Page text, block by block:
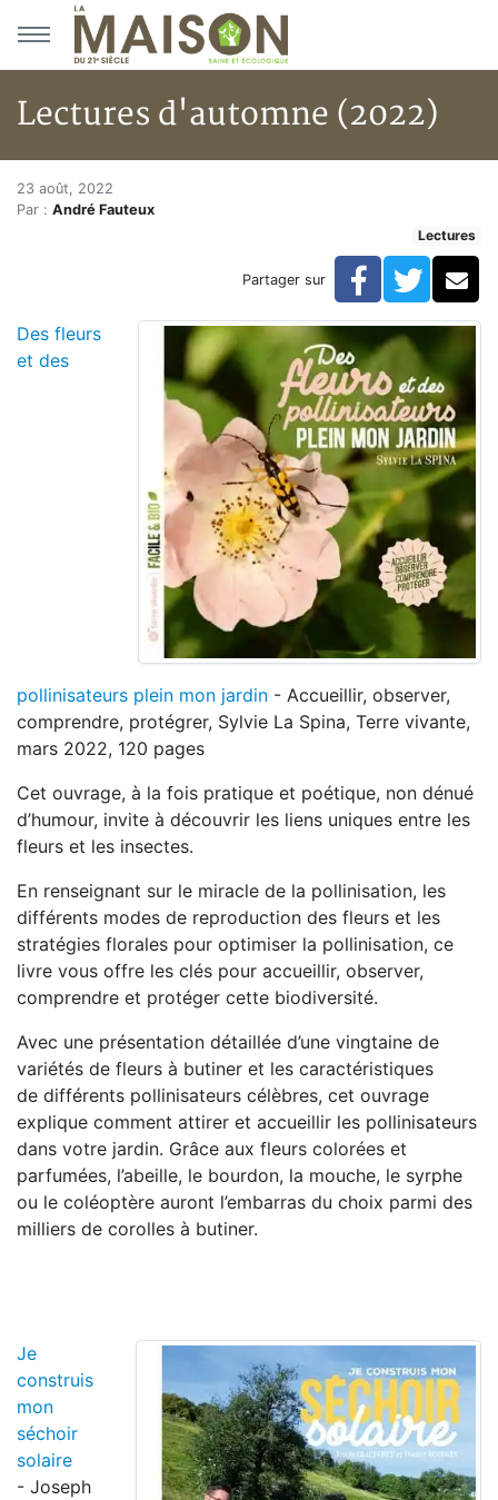
Aller au menu principal
Aller au contenu principal
Lectures d'automne (2022)
Accueil
Articles
Développement personnel
Lectures d'automne (2022)
23 août, 2022
Par : André Fauteux
Lectures
Partager sur Facebook
Des fleurs
et des
pollinisateurs plein mon jardin - Accueillir, observer,
comprendre, protégrer, Sylvie La Spina, Terre vivante,
mars 2022, 120 pages
Cet ouvrage, à la fois pratique et poétique, non dénué
d’humour, invite à découvrir les liens uniques entre les
fleurs et les insectes.
En renseignant sur le miracle de la pollinisation, les
différents modes de reproduction des fleurs et les
stratégies florales pour optimiser la pollinisation, ce
livre vous offre les clés pour accueillir, observer,
comprendre et protéger cette biodiversité.
Avec une présentation détaillée d’une vingtaine de
variétés de fleurs à butiner et les caractéristiques
de différents pollinisateurs célèbres, cet ouvrage
explique comment attirer et accueillir les pollinisateurs
dans votre jardin. Grâce aux fleurs colorées et
parfumées, l’abeille, le bourdon, la mouche, le syrphe
ou le coléoptère auront l’embarras du choix parmi des
milliers de corolles à butiner.
Je
construis
mon
séchoir
solaire
- Joseph